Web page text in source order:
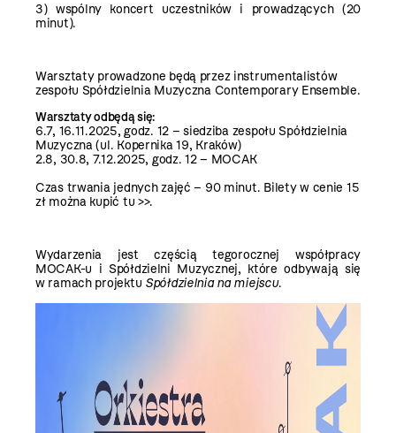
3) wspólny koncert uczestników i prowadzących (20
minut).
Warsztaty prowadzone będą przez instrumentalistów
zespołu Spółdzielnia Muzyczna Contemporary Ensemble.
Warsztaty odbędą się:
6.7, 16.11.2025, godz. 12 – siedziba zespołu Spółdzielnia
Muzyczna (ul. Kopernika 19, Kraków)
2.8, 30.8, 7.12.2025, godz. 12 – MOCAK
Czas trwania jednych zajęć – 90 minut. Bilety w cenie 15
zł można kupić tu >>.
Wydarzenia jest częścią tegorocznej współpracy
MOCAK-u i Spółdzielni Muzycznej, które odbywają się
w ramach projektu Spółdzielnia na miejscu.